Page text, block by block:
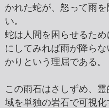
かれた蛇が、怒って雨
い。
蛇は人間を困らせるた
にしてみれば雨が降ら
かりという理屈である。
この雨石はさしずめ、
域を単独の岩石で可視